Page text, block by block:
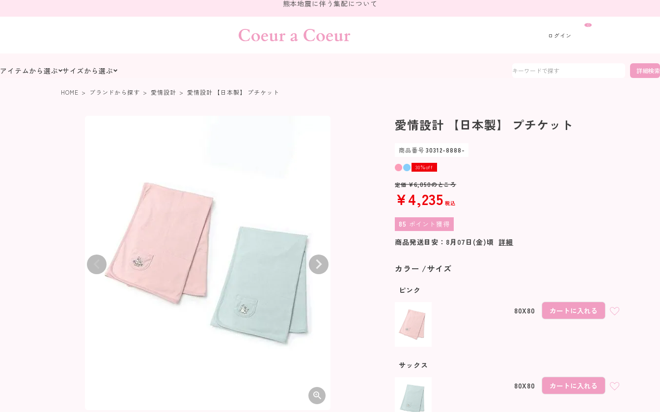
熊本地震に伴う集配について
0
アイテムから選ぶ サイズから選ぶ 詳細検索
HOME ブランドから探す 愛情設計 愛情設計 【日本製】 プチケット
愛情設計 【日本製】 プチケット
商品番号 30312-8888-
30％off
定価 ¥6,050のところ
¥4,235 税込
85 ポイント獲得
商品発送目安： 8月07日(金)頃 詳細
カラー サイズ
ピンク
80X80 カートに入れる
サックス
80X80 カートに入れる